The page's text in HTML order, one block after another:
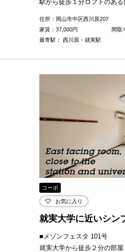
駅から徒歩１分ロフトのある
住所：岡山市中区西川原207
家賃： 37,000円
間取
最寄駅： 西川原・就実駅
コーポ
お気に入り
就実大学に近いシン
■メゾンフェスタ 101号
就実大学から徒歩２分の部屋